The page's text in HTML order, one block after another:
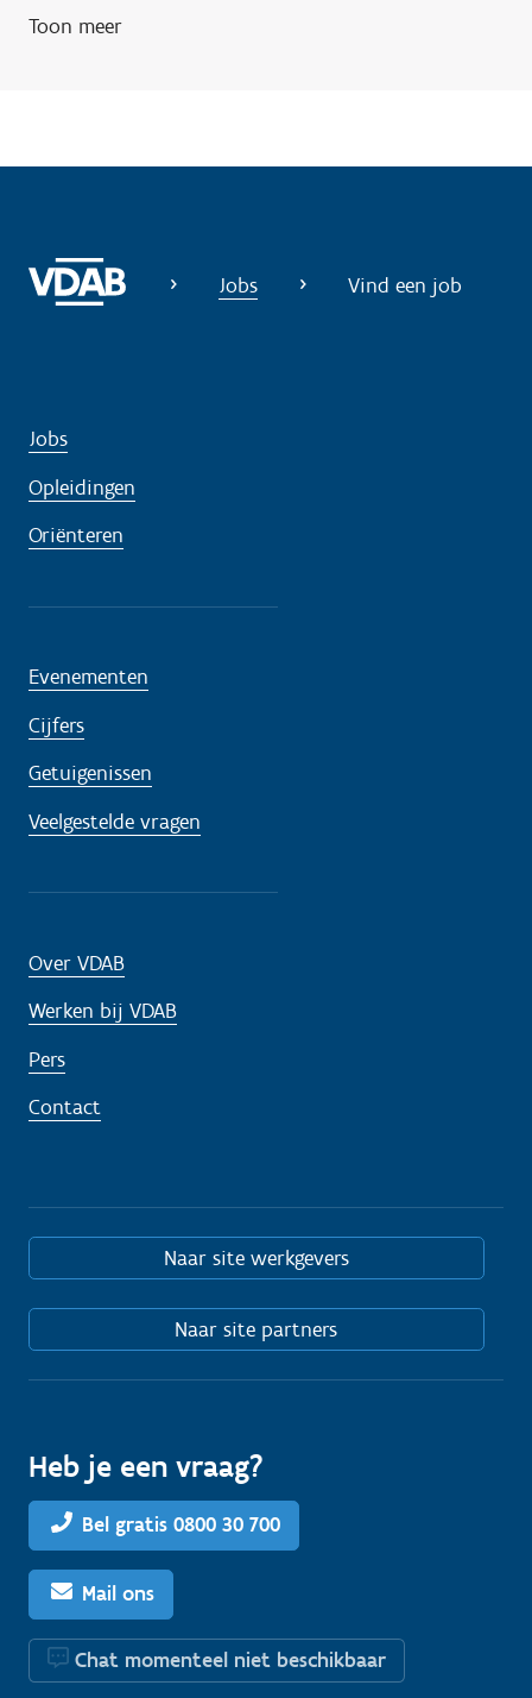
i
Toon meer
Jobs Vind een job
Jobs
Opleidingen
Oriënteren
Evenementen
Cijfers
Getuigenissen
Veelgestelde vragen
Over VDAB
Werken bij VDAB
Pers
Contact
Naar site werkgevers
Naar site partners
Heb je een vraag?
Bel gratis 0800 30 700
Mail ons
Chat momenteel niet beschikbaar